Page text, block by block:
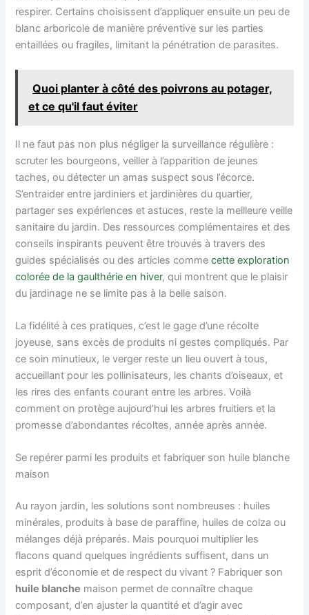
respirer. Certains choisissent d’appliquer ensuite un peu de
blanc arboricole de manière préventive sur les parties
entaillées ou fragiles, limitant la pénétration de parasites.
Quoi planter à côté des poivrons au potager,
et ce qu'il faut éviter
Il ne faut pas non plus négliger la surveillance régulière :
scruter les bourgeons, veiller à l’apparition de jeunes
taches, ou détecter un amas suspect sous l’écorce.
S’entraider entre jardiniers et jardinières du quartier,
partager ses expériences et astuces, reste la meilleure veille
sanitaire du jardin. Des ressources complémentaires et des
conseils inspirants peuvent être trouvés à travers des
guides spécialisés ou des articles commecette exploration
colorée de la gaulthérie en hiver, qui montrent que le plaisir
du jardinage ne se limite pas à la belle saison.
La fidélité à ces pratiques, c’est le gage d’une récolte
joyeuse, sans excès de produits ni gestes compliqués. Par
ce soin minutieux, le verger reste un lieu ouvert à tous,
accueillant pour les pollinisateurs, les chants d’oiseaux, et
les rires des enfants courant entre les arbres. Voilà
comment on protège aujourd’hui les arbres fruitiers et la
promesse d’abondantes récoltes, année après année.
Se repérer parmi les produits et fabriquer son huile blanche
maison
Au rayon jardin, les solutions sont nombreuses : huiles
minérales, produits à base de paraffine, huiles de colza ou
mélanges déjà préparés. Mais pourquoi multiplier les
flacons quand quelques ingrédients suffisent, dans un
esprit d’économie et de respect du vivant ? Fabriquer son
huile blanche maison permet de connaître chaque
composant, d’en ajuster la quantité et d’agir avec